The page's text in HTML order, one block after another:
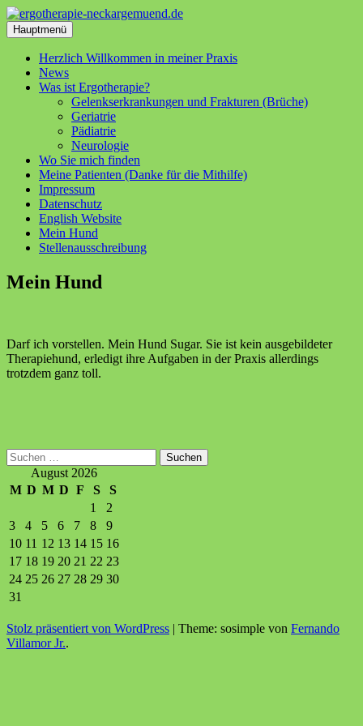
Zum
Inhalt
springen
Hauptmenü
Herzlich Willkommen in meiner Praxis
News
Was ist Ergotherapie?
Gelenkserkrankungen und Frakturen (Brüche)
Geriatrie
Pädiatrie
Neurologie
Wo Sie mich finden
Meine Patienten (Danke für die Mithilfe)
Impressum
Datenschutz
English Website
Mein Hund
Stellenausschreibung
Mein Hund
Darf ich vorstellen. Mein Hund Sugar. Sie ist kein ausgebildeter
Therapiehund, erledigt ihre Aufgaben in der Praxis allerdings
trotzdem ganz toll.
Suchen
nach:August 2026
M D M D F S
S
1
2
3
4 5 6 7 8
9
10 11 12 13 14 15 16
17 18 19 20 21 22 23
24 25 26 27 28 29 30
31
Stolz präsentiert von WordPress | Theme: sosimple von Fernando
Villamor Jr..